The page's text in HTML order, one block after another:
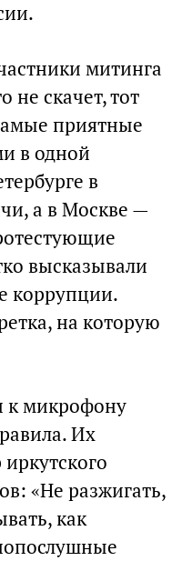
митинга
не скачет, тот
приятные
в одной
в
а в Москве —
высказывали
коррупции.
на которую
к микрофону
Их
«Не разжигать,
как